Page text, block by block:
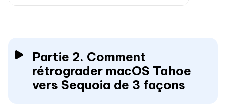
Partie 2. Comment
rétrograder macOS Tahoe
vers Sequoia de 3 façons